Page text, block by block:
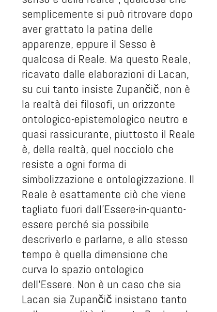
semplicemente si può ritrovare dopo
aver grattato la patina delle
apparenze, eppure il Sesso è
qualcosa di Reale. Ma questo Reale,
ricavato dalle elaborazioni di Lacan,
su cui tanto insiste Zupančič, non è
la realtà dei filosofi, un orizzonte
ontologico-epistemologico neutro e
quasi rassicurante, piuttosto il Reale
è, della realtà, quel nocciolo che
resiste a ogni forma di
simbolizzazione e ontologizzazione. Il
Reale è esattamente ciò che viene
tagliato fuori dall’Essere-in-quanto-
essere perché sia possibile
descriverlo e parlarne, e allo stesso
tempo è quella dimensione che
curva lo spazio ontologico
dell’Essere. Non è un caso che sia
Lacan sia Zupančič insistano tanto